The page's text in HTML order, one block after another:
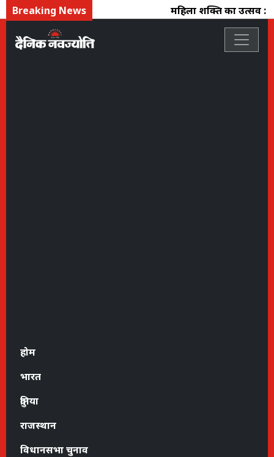
Breaking News महिला शक्ति का उत्सव :
होम
भारत
दुनिया
राजस्थान
विधानसभा चुनाव